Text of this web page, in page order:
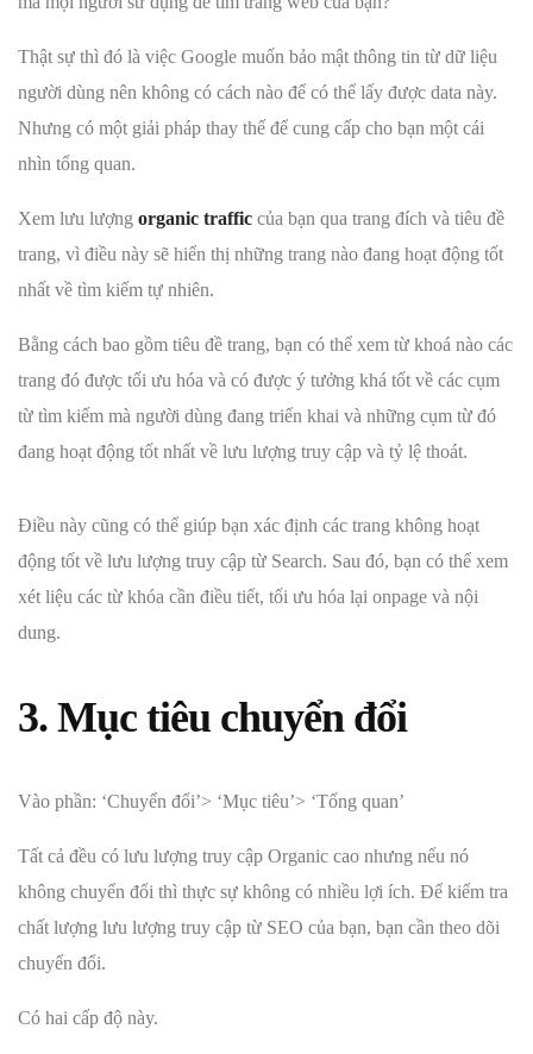
Thật sự thì đó là việc Google muốn bảo mật thông tin từ dữ liệu
người dùng nên không có cách nào để có thể lấy được data này.
Nhưng có một giải pháp thay thế để cung cấp cho bạn một cái
nhìn tổng quan.
Xem lưu lượng organic traffic của bạn qua trang đích và tiêu đề
trang, vì điều này sẽ hiển thị những trang nào đang hoạt động tốt
nhất về tìm kiếm tự nhiên.
Bằng cách bao gồm tiêu đề trang, bạn có thể xem từ khoá nào các
trang đó được tối ưu hóa và có được ý tưởng khá tốt về các cụm
từ tìm kiếm mà người dùng đang triển khai và những cụm từ đó
đang hoạt động tốt nhất về lưu lượng truy cập và tỷ lệ thoát.
Điều này cũng có thể giúp bạn xác định các trang không hoạt
động tốt về lưu lượng truy cập từ Search. Sau đó, bạn có thể xem
xét liệu các từ khóa cần điều tiết, tối ưu hóa lại onpage và nội
dung.
3. Mục tiêu chuyển đổi
Vào phần: ‘Chuyển đổi’> ‘Mục tiêu’> ‘Tổng quan’
Tất cả đều có lưu lượng truy cập Organic cao nhưng nếu nó
không chuyển đổi thì thực sự không có nhiều lợi ích. Để kiểm tra
chất lượng lưu lượng truy cập từ SEO của bạn, bạn cần theo dõi
chuyển đổi.
Có hai cấp độ này.